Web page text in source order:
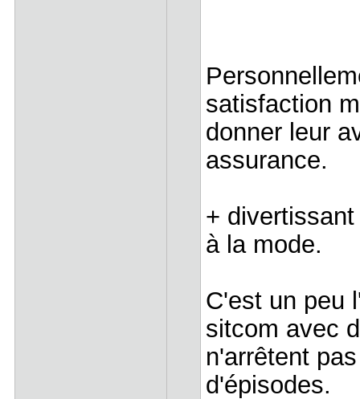
satisfaction
donner leur
assurance.
+
à la mode.
C'est un peu
sitcom avec
n'arrêtent
d'épisodes.